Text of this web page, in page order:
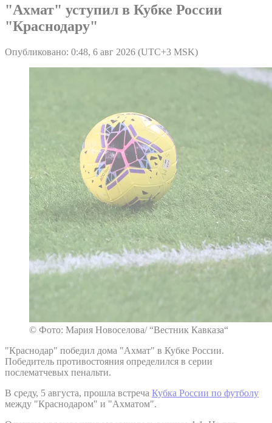
"Ахмат" уступил в Кубке России
"Краснодару"
Опубликовано: 0:48, 6 авг 2026 (UTC+3 MSK)
© Фото: Мария Новоселова/ “Вестник Кавказа“
"Краснодар" победил дома "Ахмат" в Кубке России.
Победитель противостояния определился в серии
послематчевых пенальти.
В среду, 5 августа, прошла встреча Кубка России по футболу
между "Краснодаром" и "Ахматом".